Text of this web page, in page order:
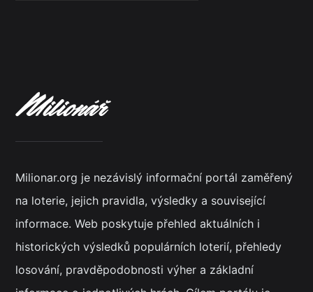
Milionar.org je nezávislý informační portál zaměřený
na loterie, jejich pravidla, výsledky a související
informace. Web poskytuje přehled aktuálních i
historických výsledků populárních loterií, přehledy
losování, pravděpodobnosti výher a základní